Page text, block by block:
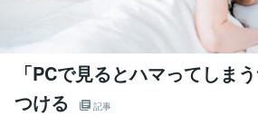
「PCで見るとハマってしま
つける
記事